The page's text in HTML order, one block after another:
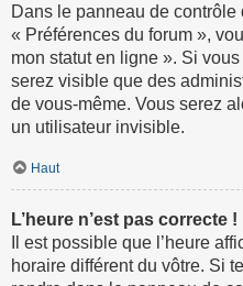
Dans le panneau de contrôle
« Préférences du forum »,
mon statut en ligne ». Si
serez visible que des
de vous-même. Vous serez
un utilisateur invisible.
Haut
L’heure n’est pas correcte !
Il est possible que l’heure
horaire différent du vôtre. Si